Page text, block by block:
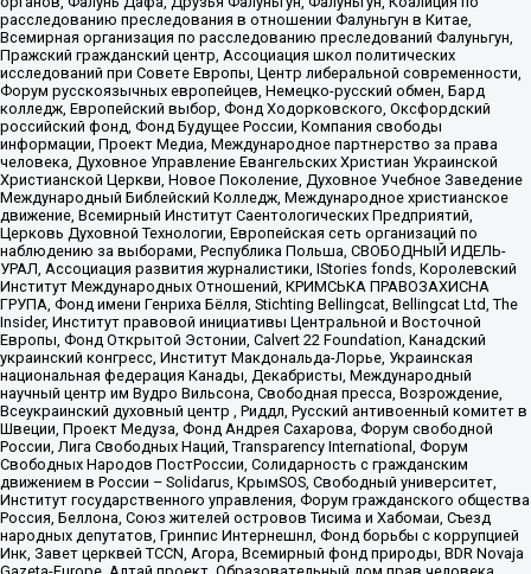
расследованию преследования в отношении Фалуньгун в Китае,
Всемирная организация по расследованию преследований Фалуньгун,
Пражский гражданский центр, Ассоциация школ политических
исследований при Совете Европы, Центр либеральной современности,
Форум русскоязычных европейцев, Немецко-русский обмен, Бард
колледж, Европейский выбор, Фонд Ходорковского, Оксфордский
российский фонд, Фонд Будущее России, Компания свободы
информации, Проект Медиа, Международное партнерство за права
человека, Духовное Управление Евангельских Христиан Украинской
Христианской Церкви, Новое Поколение, Духовное Учебное Заведение
Международный Библейский Колледж, Международное христианское
движение, Всемирный Институт Саентологических Предприятий,
Церковь Духовной Технологии, Европейская сеть организаций по
наблюдению за выборами, Республика Польша, СВОБОДНЫЙ ИДЕЛЬ-
УРАЛ, Ассоциация развития журналистики, IStories fonds, Королевский
Институт Международных Отношений, КРИМСЬКА ПРАВОЗАХИСНА
ГРУПА, Фонд имени Генриха Бёлля, Stichting Bellingcat, Bellingcat Ltd, The
Insider, Институт правовой инициативы Центральной и Восточной
Европы, Фонд Открытой Эстонии, Calvert 22 Foundation, Канадский
украинский конгресс, Институт Макдональда-Лорье, Украинская
национальная федерация Канады, Декабристы, Международный
научный центр им Вудро Вильсона, Свободная пресса, Возрождение,
Всеукраинский духовный центр , Риддл, Русский антивоенный комитет в
Швеции, Проект Медуза, Фонд Андрея Сахарова, Форум свободной
России, Лига Свободных Наций, Transparеncy International, Форум
Свободных Народов ПостРоссии, Солидарность с гражданским
движением в России – Solidarus, КрымSOS, Свободный университет,
Институт государственного управления, Форум гражданского общества
Россия, Беллона, Союз жителей островов Тисима и Хабомаи, Съезд
народных депутатов, Гринпис Интернешнл, Фонд борьбы с коррупцией
Инк, Завет церквей TCCN, Агора, Всемирный фонд природы, BDR Novaja